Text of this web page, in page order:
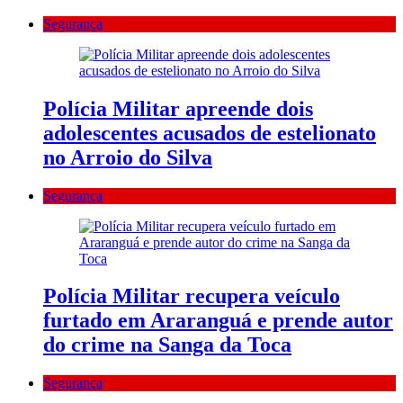
Segurança
Polícia Militar apreende dois
adolescentes acusados de estelionato
no Arroio do Silva
Segurança
Polícia Militar recupera veículo
furtado em Araranguá e prende autor
do crime na Sanga da Toca
Segurança